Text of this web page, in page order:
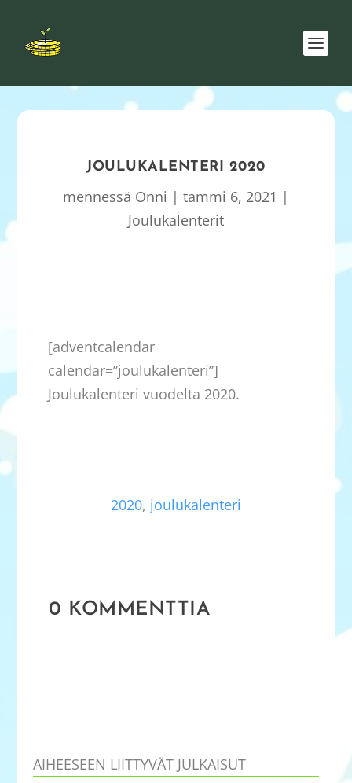
JOULUKALENTERI 2020
mennessä Onni | tammi 6, 2021 |
Joulukalenterit
[adventcalendar
calendar=”joulukalenteri”]
Joulukalenteri vuodelta 2020.
2020, joulukalenteri
0 KOMMENTTIA
AIHEESEEN LIITTYVÄT JULKAISUT